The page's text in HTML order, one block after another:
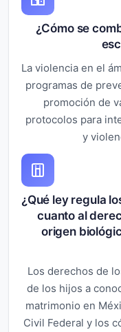
¿Cómo se
La violencia en el
programas de
promoción de
protocolos para
y
¿Qué ley regula
cuanto al
origen
Los derechos de
de los hijos a
matrimonio en
Civil Federal y los